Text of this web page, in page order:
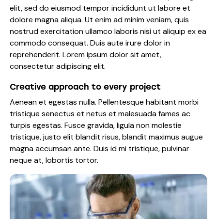
elit, sed do eiusmod tempor incididunt ut labore et
dolore magna aliqua. Ut enim ad minim veniam, quis
nostrud exercitation ullamco laboris nisi ut aliquip ex ea
commodo consequat. Duis aute irure dolor in
reprehenderit. Lorem ipsum dolor sit amet,
consectetur adipiscing elit.
Creative approach to every project
Aenean et egestas nulla. Pellentesque habitant morbi
tristique senectus et netus et malesuada fames ac
turpis egestas. Fusce gravida, ligula non molestie
tristique, justo elit blandit risus, blandit maximus augue
magna accumsan ante. Duis id mi tristique, pulvinar
neque at, lobortis tortor.